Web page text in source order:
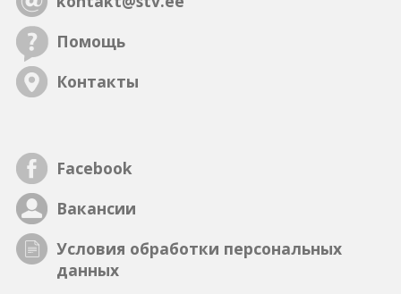
Помощь
Контакты
Facebook
Вакансии
Условия обработки персональных
данных